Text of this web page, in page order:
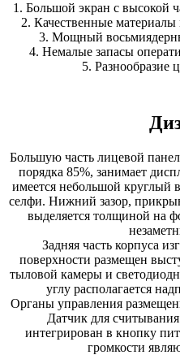
1. Большой экран с высокой
2. Качественные
3. Мощный
4. Немалые запасы
5. Разнообразие
Большую часть лицевой
порядка 85%, занимает
имеется небольшой круглый
селфи. Нижний зазор,
выделяется толщиной на
Задняя часть корпуса
поверхности размещен
тыловой камеры и
углу располагается
Органы управления
Датчик для
интегрирован в кнопку
громкости